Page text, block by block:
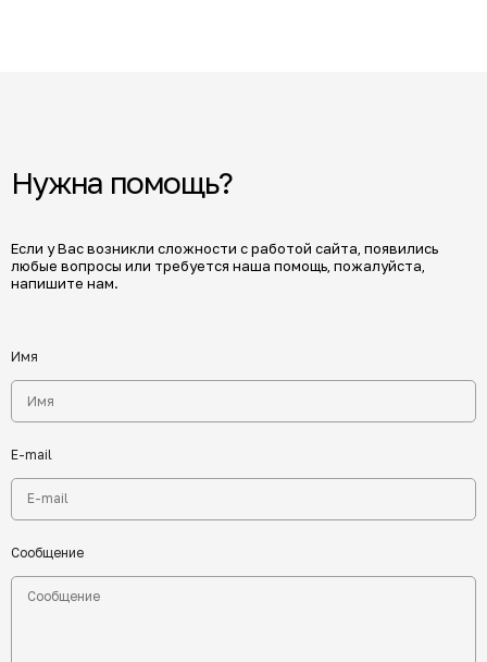
Нужна помощь?
Если у Вас возникли сложности с работой сайта, появились
любые вопросы или требуется наша помощь, пожалуйста,
напишите нам.
Имя
E-mail
Сообщение